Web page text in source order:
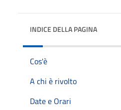
INDICE DELLA PAGINA
Cos'è
A chi è rivolto
Date e Orari